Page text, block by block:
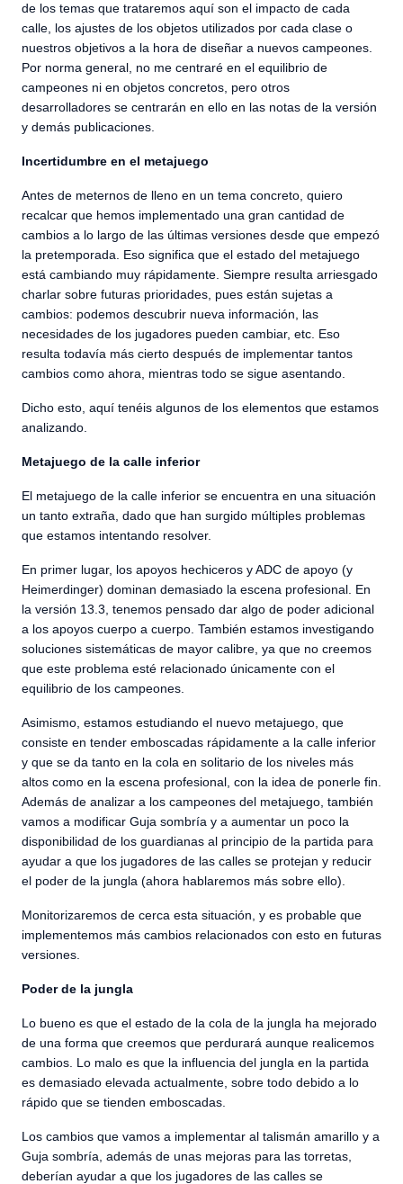
de los temas que trataremos aquí son el impacto de cada
calle, los ajustes de los objetos utilizados por cada clase o
nuestros objetivos a la hora de diseñar a nuevos campeones.
Por norma general, no me centraré en el equilibrio de
campeones ni en objetos concretos, pero otros
desarrolladores se centrarán en ello en las notas de la versión
y demás publicaciones.
Incertidumbre en el metajuego
Antes de meternos de lleno en un tema concreto, quiero
recalcar que hemos implementado una gran cantidad de
cambios a lo largo de las últimas versiones desde que empezó
la pretemporada. Eso significa que el estado del metajuego
está cambiando muy rápidamente. Siempre resulta arriesgado
charlar sobre futuras prioridades, pues están sujetas a
cambios: podemos descubrir nueva información, las
necesidades de los jugadores pueden cambiar, etc. Eso
resulta todavía más cierto después de implementar tantos
cambios como ahora, mientras todo se sigue asentando.
Dicho esto, aquí tenéis algunos de los elementos que estamos
analizando.
Metajuego de la calle inferior
El metajuego de la calle inferior se encuentra en una situación
un tanto extraña, dado que han surgido múltiples problemas
que estamos intentando resolver.
En primer lugar, los apoyos hechiceros y ADC de apoyo (y
Heimerdinger) dominan demasiado la escena profesional. En
la versión 13.3, tenemos pensado dar algo de poder adicional
a los apoyos cuerpo a cuerpo. También estamos investigando
soluciones sistemáticas de mayor calibre, ya que no creemos
que este problema esté relacionado únicamente con el
equilibrio de los campeones.
Asimismo, estamos estudiando el nuevo metajuego, que
consiste en tender emboscadas rápidamente a la calle inferior
y que se da tanto en la cola en solitario de los niveles más
altos como en la escena profesional, con la idea de ponerle fin.
Además de analizar a los campeones del metajuego, también
vamos a modificar Guja sombría y a aumentar un poco la
disponibilidad de los guardianas al principio de la partida para
ayudar a que los jugadores de las calles se protejan y reducir
el poder de la jungla (ahora hablaremos más sobre ello).
Monitorizaremos de cerca esta situación, y es probable que
implementemos más cambios relacionados con esto en futuras
versiones.
Poder de la jungla
Lo bueno es que el estado de la cola de la jungla ha mejorado
de una forma que creemos que perdurará aunque realicemos
cambios. Lo malo es que la influencia del jungla en la partida
es demasiado elevada actualmente, sobre todo debido a lo
rápido que se tienden emboscadas.
Los cambios que vamos a implementar al talismán amarillo y a
Guja sombría, además de unas mejoras para las torretas,
deberían ayudar a que los jugadores de las calles se